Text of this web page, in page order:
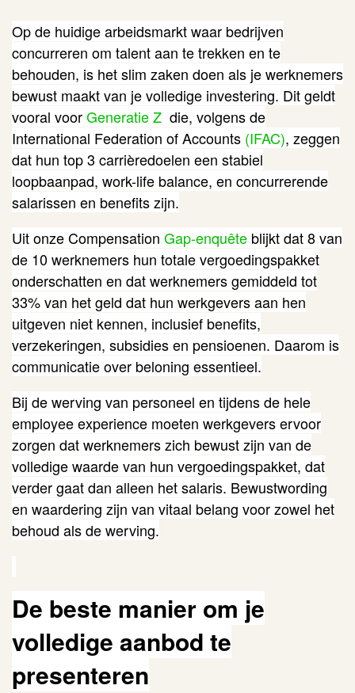
Op de huidige arbeidsmarkt waar bedrijven
concurreren om talent aan te trekken en te
behouden, is het slim zaken doen als je werknemers
bewust maakt van je volledige investering. Dit geldt
vooral voorGeneratie Z die, volgens de
International Federation of Accounts (IFAC), zeggen
dat hun top 3 carrièredoelen een stabiel
loopbaanpad, work-life balance, en concurrerende
salarissen en benefits zijn.
Uit onze Compensation Gap-enquête blijkt dat 8 van
de 10 werknemers hun totale vergoedingspakket
onderschatten en dat werknemers gemiddeld tot
33% van het geld dat hun werkgevers aan hen
uitgeven niet kennen, inclusief benefits,
verzekeringen, subsidies en pensioenen. Daarom is
communicatie over beloning essentieel.
Bij de werving van personeel en tijdens de hele
employee experience moeten werkgevers ervoor
zorgen dat werknemers zich bewust zijn van de
volledige waarde van hun vergoedingspakket, dat
verder gaat dan alleen het salaris. Bewustwording
en waardering zijn van vitaal belang voor zowel het
behoud als de werving.
De beste manier om je
volledige aanbod te
presenteren